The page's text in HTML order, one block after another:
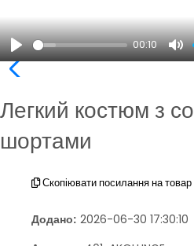
Play
00:10
Легкий костюм з
шортами
Скопіювати посилання на товар
Додано: 2026-06-30 17:30:10